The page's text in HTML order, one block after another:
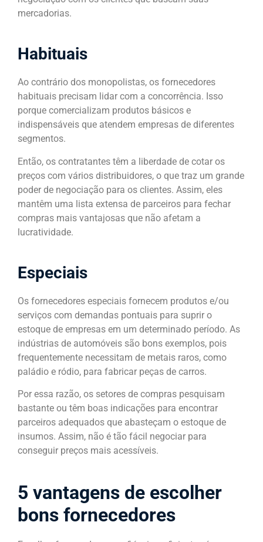
mercadorias.
Habituais
Ao contrário dos monopolistas, os fornecedores
habituais precisam lidar com a concorrência. Isso
porque comercializam produtos básicos e
indispensáveis que atendem empresas de diferentes
segmentos.
Então, os contratantes têm a liberdade de cotar os
preços com vários distribuidores, o que traz um grande
poder de negociação para os clientes. Assim, eles
mantêm uma lista extensa de parceiros para fechar
compras mais vantajosas que não afetam a
lucratividade.
Especiais
Os fornecedores especiais fornecem produtos e/ou
serviços com demandas pontuais para suprir o
estoque de empresas em um determinado período. As
indústrias de automóveis são bons exemplos, pois
frequentemente necessitam de metais raros, como
paládio e ródio, para fabricar peças de carros.
Por essa razão, os setores de compras pesquisam
bastante ou têm boas indicações para encontrar
parceiros adequados que abasteçam o estoque de
insumos. Assim, não é tão fácil negociar para
conseguir preços mais acessíveis.
5 vantagens de escolher
bons fornecedores